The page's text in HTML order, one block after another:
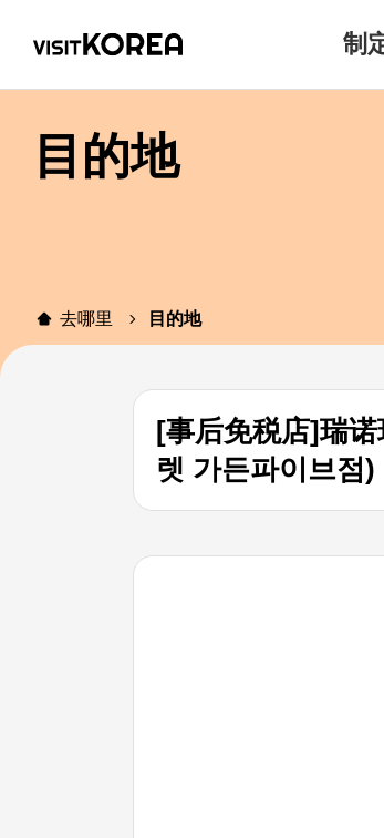
制
目的地
去哪里 目的地
[事后免税店]瑞
렛 가든파이브점)